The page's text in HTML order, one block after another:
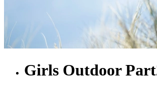
Girls Outdoor